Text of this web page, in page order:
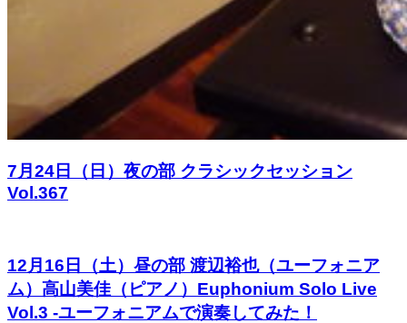
7月24日（日）夜の部 クラシックセッション
Vol.367
12月16日（土）昼の部 渡辺裕也（ユーフォニア
ム）高山美佳（ピアノ）Euphonium Solo Live
Vol.3 -ユーフォニアムで演奏してみた！